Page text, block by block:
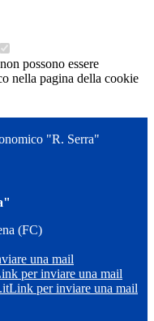
possono essere
nella pagina della cookie
"R. Serra"
(FC)
una mail
per inviare una mail
Link per inviare una mail